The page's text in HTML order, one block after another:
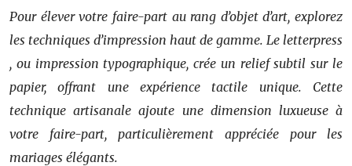
Pour élever votre faire-part au rang d’objet d’art, explorez
les techniques d’impression haut de gamme. Le letterpress
, ou impression typographique, crée un relief subtil sur le
papier, offrant une expérience tactile unique. Cette
technique artisanale ajoute une dimension luxueuse à
votre faire-part, particulièrement appréciée pour les
mariages élégants.